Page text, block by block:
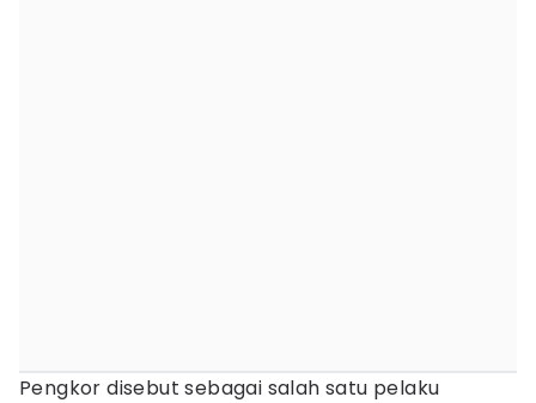
Pengkor disebut sebagai salah satu pelaku